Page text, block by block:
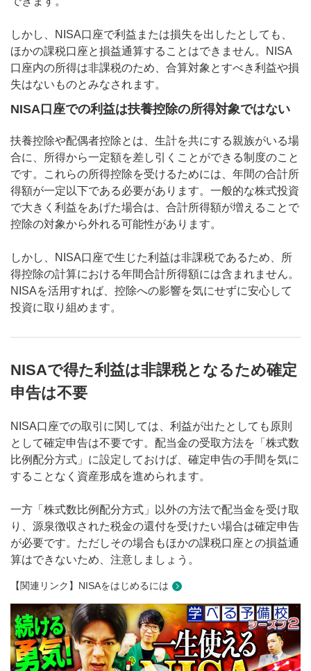
しかし、NISA口座で利益または損失を出したとしても、
ほかの課税口座と損益通算することはできません。NISA
口座内の所得は非課税のため、合算対象とすべき利益や損
失はないものとみなされます。
NISA口座での利益は扶養控除の所得対象ではない
扶養控除や配偶者控除とは、生計を共にする親族がいる場
合に、所得から一定額を差し引くことができる制度のこと
です。これらの所得控除を受けるためには、年間の合計所
得額が一定以下である必要があります。一般的な株式投資
で大きく利益をあげた場合は、合計所得額が増えることで
控除の対象から外れる可能性があります。
しかし、NISA口座で生じた利益は非課税であるため、所
得控除の計算における年間合計所得額には含まれません。
NISAを活用すれば、控除への影響を気にせずに安心して
投資に取り組めます。
NISAで得た利益は非課税となるため確定
申告は不要
NISA口座での取引に関しては、利益が出たとしても原則
として確定申告は不要です。配当金の受取方法を「株式数
比例配分方式」に設定しておけば、確定申告の手間を気に
することなく資産形成を進められます。
一方「株式数比例配分方式」以外の方法で配当金を受け取
り、源泉徴収された税金の還付を受けたい場合は確定申告
が必要です。ただしその場合もほかの課税口座との損益通
算はできないため、注意しましょう。
【関連リンク】NISAをはじめるには